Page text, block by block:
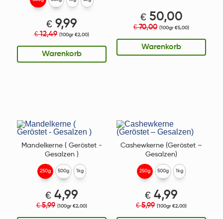
€ 9,99
€12,49 (100gr €2,00)
Warenkorb
€ 50,00
€70,00 (100gr €5,00)
Warenkorb
Mandelkerne ( Geröstet -
Gesalzen )
250g
€ 4,99
€5,99 (100gr €2,00)
500g 1kg
Cashewkerne (Geröstet –
Gesalzen)
250g
€ 4,99
€5,99 (100gr €2,00)
500g 1kg